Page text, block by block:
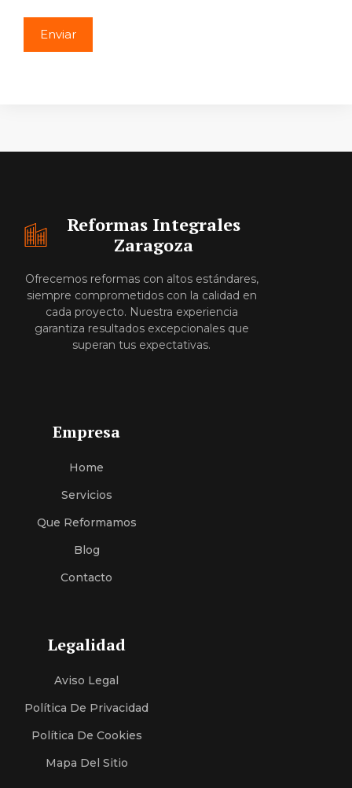
Reformas Integrales
Zaragoza
Ofrecemos reformas con altos estándares,
siempre comprometidos con la calidad en
cada proyecto. Nuestra experiencia
garantiza resultados excepcionales que
superan tus expectativas.
Empresa
Home
ServiciOS
Que Reformamos
Blog
Contacto
Legalidad
Aviso Legal
Política De Privacidad
Política De Cookies
Mapa Del Sitio